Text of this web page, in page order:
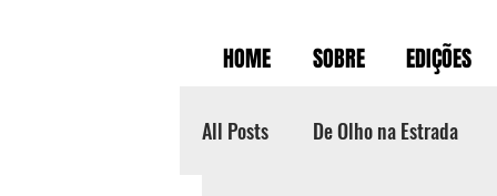
HOME SOBRE EDIÇÕES
All Posts De Olho na Estrada